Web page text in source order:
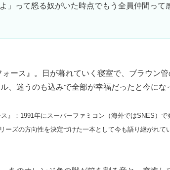
」って怒る奴がいた時点でもう全員仲間って
ォース』。日が暮れていく寝室で、ブラウン
、迷うのも込みで全部が幸福だったと今にな
』：1991年にスーパーファミコン（海外ではSNES）で
ーズの方向性を決定づけた一本として今も語り継がれて